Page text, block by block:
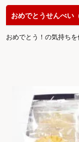
おめでとうせんべい
おめでとう！の気持ち